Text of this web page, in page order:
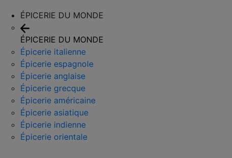
ÉPICERIE DU MONDE
ÉPICERIE DU MONDE
Épicerie italienne
Épicerie espagnole
Épicerie anglaise
Épicerie grecque
Épicerie américaine
Épicerie asiatique
Épicerie indienne
Épicerie orientale